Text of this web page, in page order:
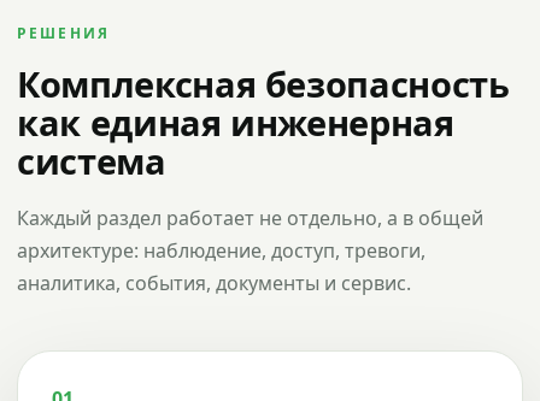
РЕШЕНИЯ
Комплексная безопасность
как единая инженерная
система
Каждый раздел работает не отдельно, а в общей
архитектуре: наблюдение, доступ, тревоги,
аналитика, события, документы и сервис.